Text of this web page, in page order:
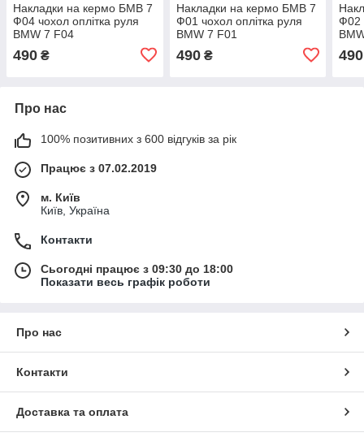
Накладки на кермо БМВ 7
Ф04 чохол оплітка руля
BMW 7 F04
490 ₴
Накладки на кермо БМВ 7
Ф01 чохол оплітка руля
BMW 7 F01
490₴
Ф02
490
Про нас
100% позитивних з 600 відгуків за рік
Працює з 07.02.2019
м. Київ
Київ, Україна
Контакти
Сьогодні працює з 09:30 до 18:00
Показати весь графік роботи
Про нас
Контакти
Доставка та оплата